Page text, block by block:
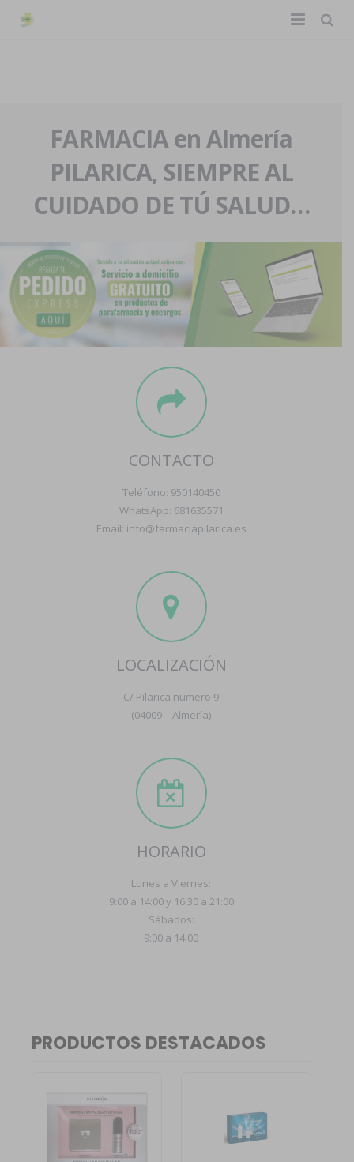
La farmacia
Nuestra historia
Nuestro equipo
Eventos
Servicios y reservas
Pedidos express
Blog
Contacto
Boletín
FARMACIA en Almería
PILARICA, SIEMPRE AL
CUIDADO DE TÚ SALUD…
CONTACTO
Teléfono: 950140450
WhatsApp: 681635571
Email: info@farmaciapilarica.es
LOCALIZACIÓN
C/ Pilarica numero 9
(04009 – Almería)
HORARIO
Lunes a Viernes:
9:00 a 14:00 y 16:30 a 21:00
Sábados:
9:00 a 14:00